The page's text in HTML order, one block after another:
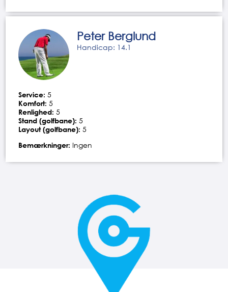
Peter Berglund
Handicap: 14.1
Service: 5
Komfort: 5
Renlighed: 5
Stand (golfbane): 5
Layout (golfbane): 5
Bemærkninger: Ingen